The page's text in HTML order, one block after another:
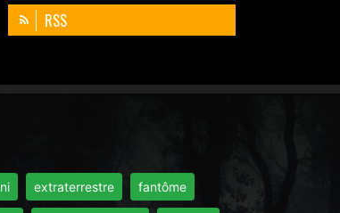
RSS
extraterrestre fantôme